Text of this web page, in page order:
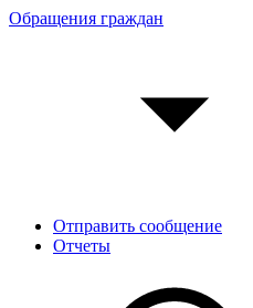
Обращения граждан
Отправить сообщение
Отчеты